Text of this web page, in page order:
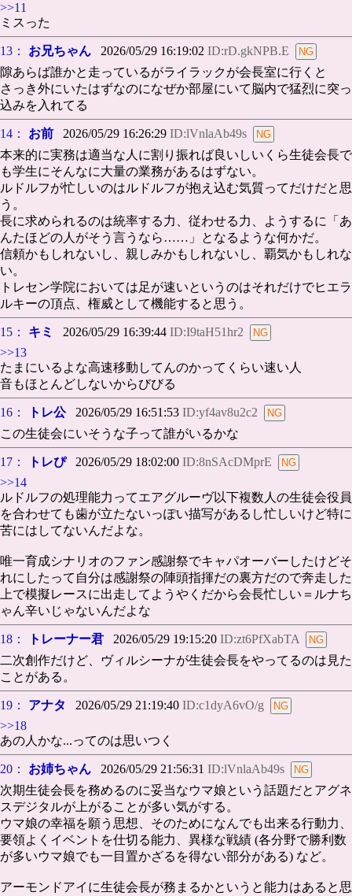
>>11
ミスった
13： お兄ちゃん 2026/05/29 16:19:02 ID:rD.gkNPB.E
隙あらば誰かと走っているがライラックが会長室に行くと
さっき外にいたはずなのになぜか部屋にいて脳内で猛烈に突っ
込みを入れてる
14： お前 2026/05/29 16:26:29 ID:lVnlaAb49s
本来的に実務は適当な人に割り振れば良いしいくら生徒会長で
も学生にそんなに大量の業務があるはずない。
ルドルフが忙しいのはルドルフが抱え込む気質ってだけだと思
う。
長に求められるのは統率する力、従わせる力、ようするに「あ
んたほどの人がそう言うなら……」となるような何かだ。
信頼かもしれないし、親しみかもしれないし、覇気かもしれな
い。
トレセン学院においては足が速いというのはそれだけでヒエラ
ルキーの頂点、権威として機能すると思う。
15： キミ 2026/05/29 16:39:44 ID:I9taH51hr2
>>13
たまにいるよな高速移動してんのかってくらい速い人
音もほとんどしないからびびる
16： トレ公2026/05/29 16:51:53 ID:yf4av8u2c2
この生徒会にいそうな子って誰がいるかな
17： トレぴ2026/05/29 18:02:00 ID:8nSAcDMprE
>>14
ルドルフの処理能力ってエアグルーヴ以下複数人の生徒会役員
を合わせても歯が立たないっぽい描写があるし忙しいけど特に
苦にはしてないんだよな。
唯一育成シナリオのファン感謝祭でキャパオーバーしたけどそ
れにしたって自分は感謝祭の陣頭指揮だの裏方だので奔走した
上で模擬レースに出走してようやくだから会長忙しい＝ルナち
ゃん辛いじゃないんだよな
18： トレーナー君 2026/05/29 19:15:20 ID:zt6PfXabTA
二次創作だけど、ヴィルシーナが生徒会長をやってるのは見た
ことがある。
19： アナタ 2026/05/29 21:19:40 ID:c1dyA6vO/g
>>18
あの人かな...ってのは思いつく
20： お姉ちゃん 2026/05/29 21:56:31 ID:lVnlaAb49s
次期生徒会長を務めるのに妥当なウマ娘という話題だとアグネ
スデジタルが上がることが多い気がする。
ウマ娘の幸福を願う思想、そのためになんでも出来る行動力、
要領よくイベントを仕切る能力、異様な戦績 (各分野で勝利数
が多いウマ娘でも一目置かざるを得ない部分がある) など。
アーモンドアイに生徒会長が務まるかというと能力はあると思